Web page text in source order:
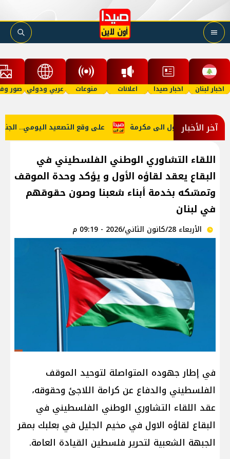
اخبار لبنان اخبار صيدا اعلانات منوعات عربي ودولي صور
آخر الأخبار على وقع التصعيد اليومي.. نستجديه فيتحول الى مكرمة
اللقاء التشاوري الوطني الفلسطيني في
البقاع يعقد لقاؤه الأول و يؤكد وحدة الموقف
وتمسّكه بخدمة أبناء شعبنا وصون حقوقهم
في لبنان
الأربعاء 28/كانون الثاني/2026 - 09:19 م
في إطار جهوده المتواصلة لتوحيد الموقف
الفلسطيني والدفاع عن كرامة اللاجئ وحقوقه،
عقد اللقاء التشاوري الوطني الفلسطيني في
البقاع لقاؤه الاول في مخيم الجليل في بعلبك بمقر
الجبهة الشعبية لتحرير فلسطين القيادة العامة.